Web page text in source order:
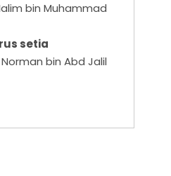
bin Muhammad
setia
Norman bin Abd Jalil